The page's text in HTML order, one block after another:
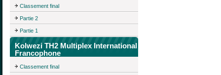
Classement final
Partie 2
Partie 1
Kolwezi TH2 Multiplex International
Francophone
Classement final